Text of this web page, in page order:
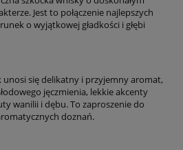
Jest to połączenie najlepszych
o wyjątkowej gładkości i głębi
unosi się delikatny i przyjemny aromat,
jęczmienia, lekkie akcenty
wanilii i dębu. To zaproszenie do
doznań.